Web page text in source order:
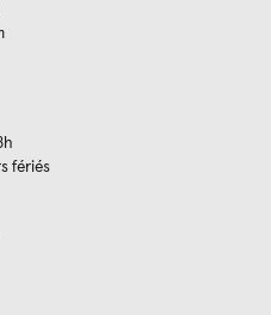
fériés